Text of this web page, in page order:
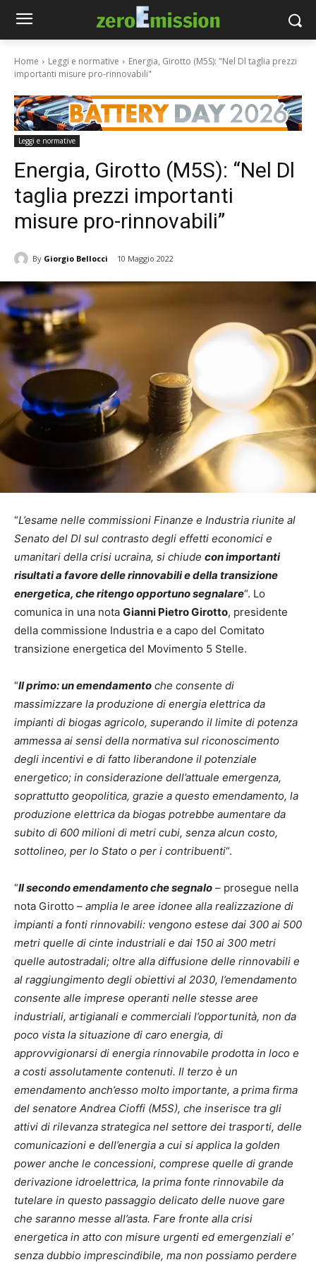
Home Leggi e normative
Energia, Girotto (M5S): "Nel Dl taglia prezzi
importanti misure pro-rinnovabili"
Leggi e normative
Energia, Girotto (M5S): “Nel Dl
taglia prezzi importanti
misure pro-rinnovabili”
By Giorgio Bellocci 10 Maggio 2022
“L’esame nelle commissioni Finanze e Industria riunite al
Senato del Dl sul contrasto degli effetti economici e
umanitari della crisi ucraina, si chiude con importanti
risultati a favore delle rinnovabili e della transizione
energetica, che ritengo opportuno segnalare“. Lo
comunica in una nota Gianni Pietro Girotto, presidente
della commissione Industria e a capo del Comitato
transizione energetica del Movimento 5 Stelle.
“Il primo: un emendamento che consente di
massimizzare la produzione di energia elettrica da
impianti di biogas agricolo, superando il limite di potenza
ammessa ai sensi della normativa sul riconoscimento
degli incentivi e di fatto liberandone il potenziale
energetico; in considerazione dell’attuale emergenza,
soprattutto geopolitica, grazie a questo emendamento, la
produzione elettrica da biogas potrebbe aumentare da
subito di 600 milioni di metri cubi, senza alcun costo,
sottolineo, per lo Stato o per i contribuenti“.
“Il secondo emendamento che segnalo – prosegue nella
nota Girotto – amplia le aree idonee alla realizzazione di
impianti a fonti rinnovabili: vengono estese dai 300 ai 500
metri quelle di cinte industriali e dai 150 ai 300 metri
quelle autostradali; oltre alla diffusione delle rinnovabili e
al raggiungimento degli obiettivi al 2030, l’emendamento
consente alle imprese operanti nelle stesse aree
industriali, artigianali e commerciali l’opportunità, non da
poco vista la situazione di caro energia, di
approvvigionarsi di energia rinnovabile prodotta in loco e
a costi assolutamente contenuti. Il terzo è un
emendamento anch’esso molto importante, a prima firma
del senatore Andrea Cioffi (M5S), che inserisce tra gli
attivi di rilevanza strategica nel settore dei trasporti, delle
comunicazioni e dell’energia a cui si applica la golden
power anche le concessioni, comprese quelle di grande
derivazione idroelettrica, la prima fonte rinnovabile da
tutelare in questo passaggio delicato delle nuove gare
che saranno messe all’asta. Fare fronte alla crisi
energetica in atto con misure urgenti ed emergenziali e’
senza dubbio imprescindibile, ma non possiamo perdere